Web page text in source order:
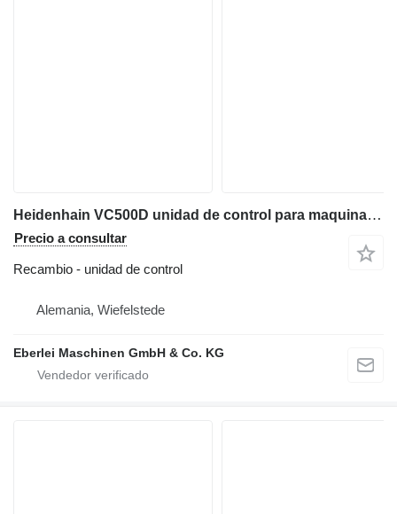
Heidenhain VC500D unidad de control para maquinaria industrial
Precio a consultar
Recambio - unidad de control
Alemania, Wiefelstede
Eberlei Maschinen GmbH & Co. KG